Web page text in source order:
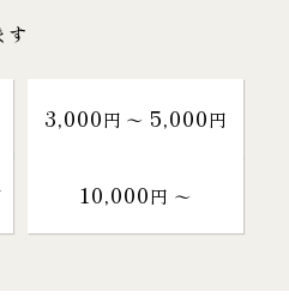
す
3,000円 〜 5,000円
10,000円 〜